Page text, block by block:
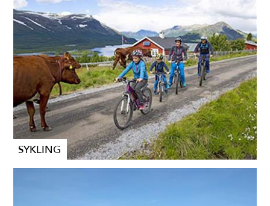
SYKLING